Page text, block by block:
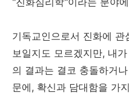
기독교인으로서 진화에
보일지도 모르겠지만, 내
의 결과는 결코 충돌하거
문에, 확신과 담대함을 가